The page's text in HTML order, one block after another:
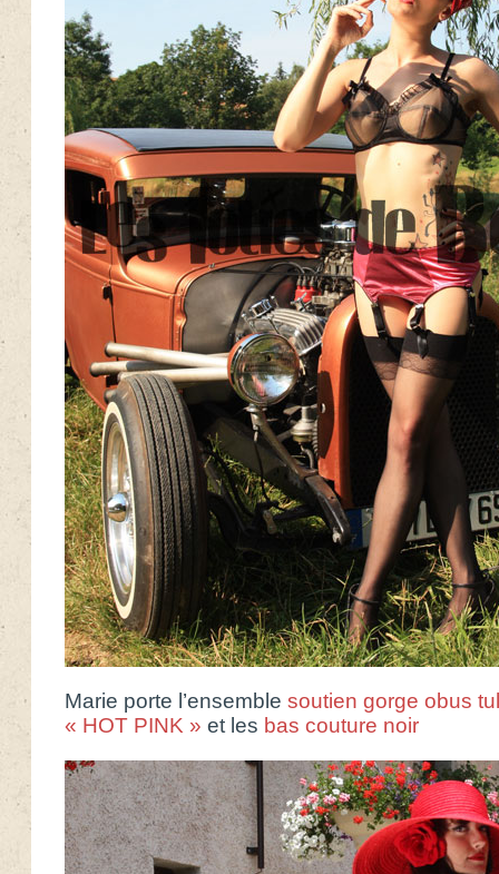
Marie porte l’ensemble soutien gorge obus
« HOT PINK » et les bas couture noir